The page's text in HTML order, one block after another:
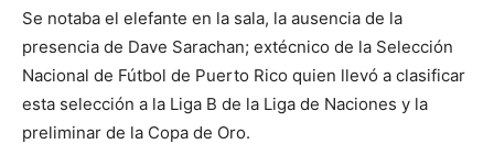
Se notaba el elefante en la sala, la ausencia de la
presencia de Dave Sarachan; extécnico de la Selección
Nacional de Fútbol de Puerto Rico quien llevó a clasificar
esta selección a la Liga B de la Liga de Naciones y la
preliminar de la Copa de Oro.